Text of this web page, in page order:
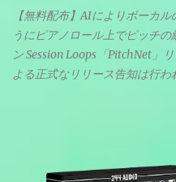
【無料配布】AIによりボーカ
うにピアノロール上でピッチ
ン Session Loops「PitchNet」
よる正式なリリース告知は行
のあるDrumNetのメーカーで